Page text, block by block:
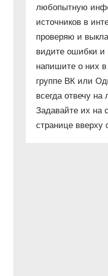
любопытную
источников в
проверяю и
видите ошибки и
напишите о них
группе ВК или
всегда отвечу
Задавайте их на
странице вверху